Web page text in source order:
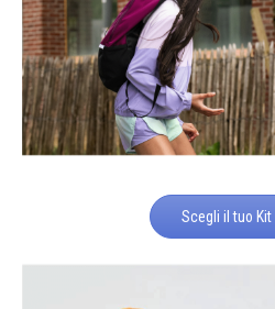
Scegli il tuo Kit